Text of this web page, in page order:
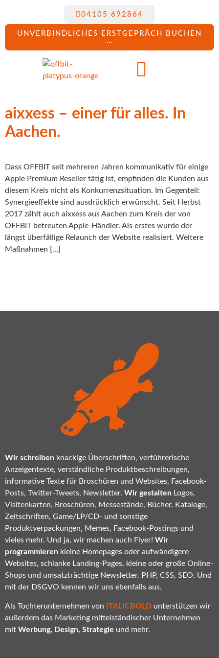
UNVERBINDLICHES ERSTGEPRÄCH BUCHEN
…
04105 692864
aixxess – einer für alles. In
Aachen.
Dass OFFBIT seit mehreren Jahren kommunikativ für einige
Apple Premium Reseller tätig ist, empfinden die Kunden aus
diesem Kreis nicht als Konkurrenzsituation. Im Gegenteil:
Synergieeffekte sind ausdrücklich erwünscht. Seit Herbst
2017 zählt auch aixxess aus Aachen zum Kreis der von
OFFBIT betreuten Apple-Händler. Als erstes wurde der
längst überfällige Relaunch der Website realisiert. Weitere
Maßnahmen […]
Wir schreiben knackige Überschriften, verführerische
Anzeigentexte, verständliche Produktbeschreibungen,
informative Texte für Broschüren und Websites, Facebook-
Posts, Twitter-Tweets, Newsletter. Wir gestalten Logos,
Visitenkarten, Broschüren, Messestände, Bücher, Kataloge,
Zeitschriften, Game/LP/CD- und sonstige
Produktverpackungen, Memes, Facebook-Postings und
vieles mehr. Und ja, wir machen auch Flyer! Wir
programmieren kleine Homepages oder aufwändigere
Websites, schlanke Landing-Pages, kleine oder große Online-
Shops und umsatzträchtige Newsletter. PHP, CSS, SEO. Und
mit der DSGVO kennen wir uns ebenfalls aus.
Als Tochterunternehmen von ITALICBOLD unterstützen wir
außerdem das Marketing mittelständischer Unternehmen
mit Werbung, Design, Strategie und mehr.